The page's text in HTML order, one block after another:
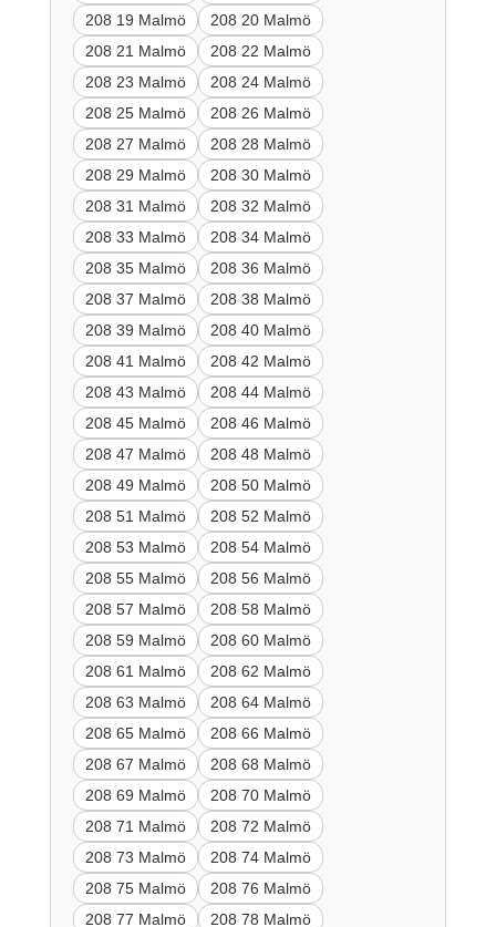
208 19 Malmö
208 20 Malmö
208 21 Malmö
208 22 Malmö
208 23 Malmö
208 24 Malmö
208 25 Malmö
208 26 Malmö
208 27 Malmö
208 28 Malmö
208 29 Malmö
208 30 Malmö
208 31 Malmö
208 32 Malmö
208 33 Malmö
208 34 Malmö
208 35 Malmö
208 36 Malmö
208 37 Malmö
208 38 Malmö
208 39 Malmö
208 40 Malmö
208 41 Malmö
208 42 Malmö
208 43 Malmö
208 44 Malmö
208 45 Malmö
208 46 Malmö
208 47 Malmö
208 48 Malmö
208 49 Malmö
208 50 Malmö
208 51 Malmö
208 52 Malmö
208 53 Malmö
208 54 Malmö
208 55 Malmö
208 56 Malmö
208 57 Malmö
208 58 Malmö
208 59 Malmö
208 60 Malmö
208 61 Malmö
208 62 Malmö
208 63 Malmö
208 64 Malmö
208 65 Malmö
208 66 Malmö
208 67 Malmö
208 68 Malmö
208 69 Malmö
208 70 Malmö
208 71 Malmö
208 72 Malmö
208 73 Malmö
208 74 Malmö
208 75 Malmö
208 76 Malmö
208 77 Malmö
208 78 Malmö